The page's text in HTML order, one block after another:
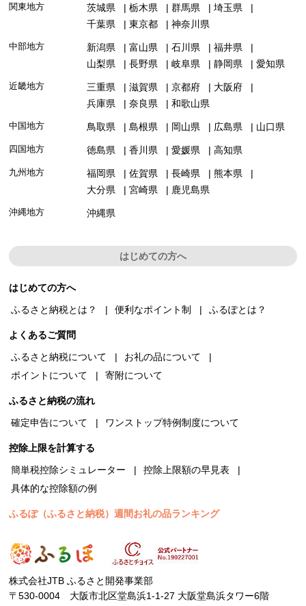
関東地方 茨城県 栃木県 群馬県
埼玉県
千葉県
東京都 神奈川県
中部地方 新潟県 富山県 石川県
福井県
山梨県
長野県 岐阜県 静岡県 愛知県
近畿地方 三重県 滋賀県 京都府
大阪府
兵庫県
奈良県 和歌山県
中国地方 鳥取県 島根県 岡山県 広島県 山口県
四国地方 徳島県 香川県 愛媛県 高知県
九州地方 福岡県 佐賀県 長崎県
熊本県
大分県
宮崎県 鹿児島県
沖縄地方 沖縄県
はじめての方へ
はじめての方へ
ふるさと納税とは？
便利なポイント制 ふるぽとは？
よくあるご質問
ふるさと納税について
お礼の品について
ポイントについて
寄附について
ふるさと納税の流れ
確定申告について
ワンストップ特例制度について
控除上限を計算する
簡単税控除シミュレーター
控除上限額の早見表
具体的な控除額の例
ふるぽ（ふるさと納税）週間お礼の品ランキング
株式会社JTB ふるさと開発事業部
〒530-0004 大阪市北区堂島浜1-1-27 大阪堂島浜タワー6階